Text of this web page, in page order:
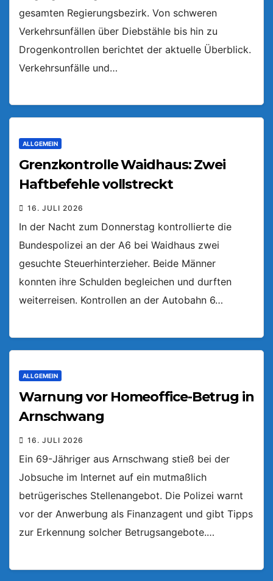
gesamten Regierungsbezirk. Von schweren
Verkehrsunfällen über Diebstähle bis hin zu
Drogenkontrollen berichtet der aktuelle Überblick.
Verkehrsunfälle und…
ALLGEMEIN
Grenzkontrolle Waidhaus: Zwei
Haftbefehle vollstreckt
16. JULI 2026
In der Nacht zum Donnerstag kontrollierte die
Bundespolizei an der A6 bei Waidhaus zwei
gesuchte Steuerhinterzieher. Beide Männer
konnten ihre Schulden begleichen und durften
weiterreisen. Kontrollen an der Autobahn 6…
ALLGEMEIN
Warnung vor Homeoffice-Betrug in
Arnschwang
16. JULI 2026
Ein 69-Jähriger aus Arnschwang stieß bei der
Jobsuche im Internet auf ein mutmaßlich
betrügerisches Stellenangebot. Die Polizei warnt
vor der Anwerbung als Finanzagent und gibt Tipps
zur Erkennung solcher Betrugsangebote.…